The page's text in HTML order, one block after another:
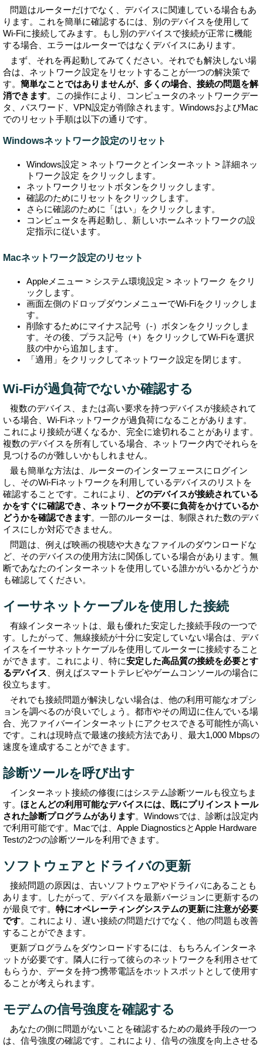
問題はルーターだけでなく、デバイスに関連している場合もあ
ります。これを簡単に確認するには、別のデバイスを使用して
Wi-Fiに接続してみます。もし別のデバイスで接続が正常に機能
する場合、エラーはルーターではなくデバイスにあります。
まず、それを再起動してみてください。それでも解決しない場
合は、ネットワーク設定をリセットすることが一つの解決策で
す。 簡単なことではありませんが、多くの場合、接続の問題を解
消できます。この操作により、コンピュータのネットワークデー
タ、パスワード、VPN設定が削除されます。WindowsおよびMac
でのリセット手順は以下の通りです。
Windowsネットワーク設定のリセット
Windows設定 > ネットワークとインターネット > 詳細ネッ
トワーク設定 をクリックします。
ネットワークリセットボタンをクリックします。
確認のためにリセットをクリックします。
さらに確認のために「はい」をクリックします。
コンピュータを再起動し、新しいホームネットワークの設
定指示に従います。
Macネットワーク設定のリセット
Appleメニュー > システム環境設定 > ネットワーク をクリ
ックします。
画面左側のドロップダウンメニューでWi-Fiをクリックしま
す。
削除するためにマイナス記号（-）ボタンをクリックしま
す。その後、プラス記号（+）をクリックしてWi-Fiを選択
肢の中から追加します。
「適用」をクリックしてネットワーク設定を閉じます。
Wi-Fiが過負荷でないか確認する
複数のデバイス、または高い要求を持つデバイスが接続されて
いる場合、Wi-Fiネットワークが過負荷になることがあります。
これにより接続が遅くなるか、完全に途切れることがあります。
複数のデバイスを所有している場合、ネットワーク内でそれらを
見つけるのが難しいかもしれません。
最も簡単な方法は、ルーターのインターフェースにログイン
し、そのWi-Fiネットワークを利用しているデバイスのリストを
確認することです。これにより、
どのデバイスが接続されている
かをすぐに確認でき、ネットワークが不要に負荷をかけているか
どうかを確認できます。一部のルーターは、制限された数のデバ
イスにしか対応できません。
問題は、例えば映画の視聴や大きなファイルのダウンロードな
ど、そのデバイスの使用方法に関係している場合があります。無
断であなたのインターネットを使用している誰かがいるかどうか
も確認してください。
イーサネットケーブルを使用した接続
有線インターネットは、最も優れた安定した接続手段の一つで
す。したがって、無線接続が十分に安定していない場合は、デバ
イスをイーサネットケーブルを使用してルーターに接続すること
ができます。これにより、特に安定した高品質の接続を必要とす
るデバイス 、例えばスマートテレビやゲームコンソールの場合に
役立ちます。
それでも接続問題が解決しない場合は、他の利用可能なオプシ
ョンを調べるのが良いでしょう。都市やその周辺に住んでいる場
合、光ファイバーインターネットにアクセスできる可能性が高い
です。これは現時点で最速の接続方法であり、最大1,000 Mbpsの
速度を達成することができます。
診断ツールを呼び出す
インターネット接続の修復にはシステム診断ツールも役立ちま
す。 ほとんどの利用可能なデバイスには、既にプリインストール
された診断プログラムがあります。Windowsでは、診断は設定内
で利用可能です。Macでは、Apple DiagnosticsとApple Hardware
Testの2つの診断ツールを利用できます。
ソフトウェアとドライバの更新
接続問題の原因は、古いソフトウェアやドライバにあることも
あります。したがって、デバイスを最新バージョンに更新するの
が最良です。 特にオペレーティングシステムの更新に注意が必要
です。これにより、遅い接続の問題だけでなく、他の問題も改善
することができます。
更新プログラムをダウンロードするには、もちろんインターネ
ットが必要です。隣人に行って彼らのネットワークを利用させて
もらうか、データを持つ携帯電話をホットスポットとして使用す
ることが考えられます。
モデムの信号強度を確認する
あなたの側に問題がないことを確認するための最終手段の一つ
は、信号強度の確認です。これにより、信号の強度を向上させる